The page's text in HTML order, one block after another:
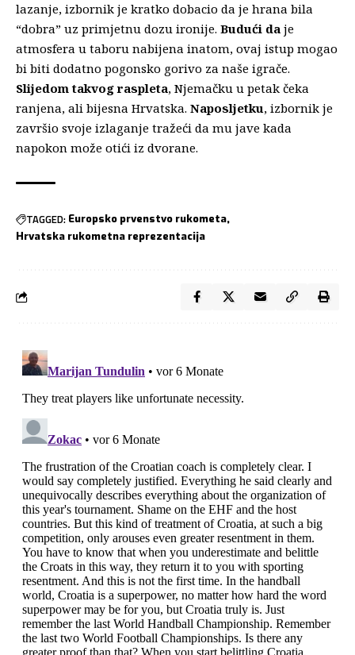
lazanje, izbornik je kratko dobacio da je hrana bila
“dobra” uz primjetnu dozu ironije. Budući da je
atmosfera u taboru nabijena inatom, ovaj istup mogao
bi biti dodatno pogonsko gorivo za naše igrače.
Slijedom takvog raspleta, Njemačku u petak čeka
ranjena, ali bijesna Hrvatska. Naposljetku, izbornik je
završio svoje izlaganje tražeći da mu jave kada
napokon može otići iz dvorane.
TAGGED: Europsko prvenstvo rukometa
Hrvatska rukometna reprezentacija